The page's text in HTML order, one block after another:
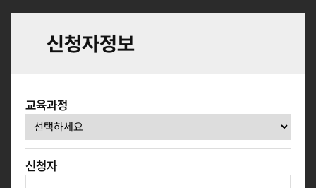
신청자정보
교육과정
신청자